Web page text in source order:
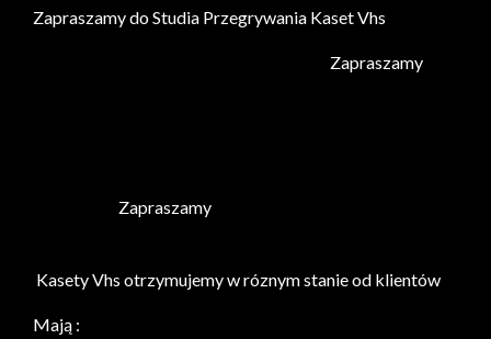
Zapraszamy do Studia Przegrywania Kaset Vhs
Zapraszamy
Zapraszamy
Kasety Vhs otrzymujemy w róznym stanie od klientów
Mają :